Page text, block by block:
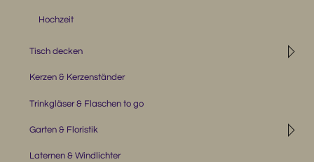
Hochzeit
◹
Tisch decken
Kerzen & Kerzenständer
Trinkgläser & Flaschen to go
◹
Garten & Floristik
Laternen & Windlichter